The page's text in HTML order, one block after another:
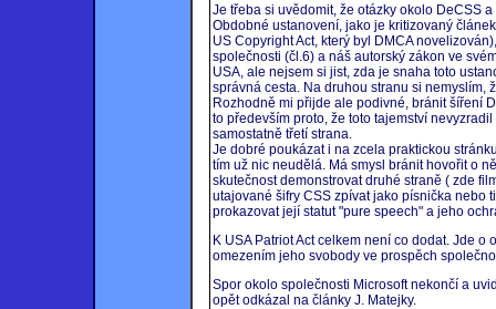
Je třeba si uvědomit, že otázky okolo DeCSS
Obdobné ustanovení, jako je kritizovaný
US Copyright Act, který byl DMCA
společnosti (čl.6) a náš autorský zákon ve
USA, ale nejsem si jist, zda je snaha toto
správná cesta. Na druhou stranu si nemyslím,
Rozhodně mi přijde ale podivné, bránit šíření
to především proto, že toto tajemství
samostatně třetí strana.
Je dobré poukázat i na zcela praktickou
tím už nic neudělá. Má smysl bránit hovořit o
skutečnost demonstrovat druhé straně ( zde
utajované šifry CSS zpívat jako písnička nebo
prokazovat její statut "pure speech" a jeho
K USA Patriot Act celkem není co dodat. Jde
omezením jeho svobody ve prospěch
Spor okolo společnosti Microsoft nekončí a
opět odkázal na články J. Matejky.